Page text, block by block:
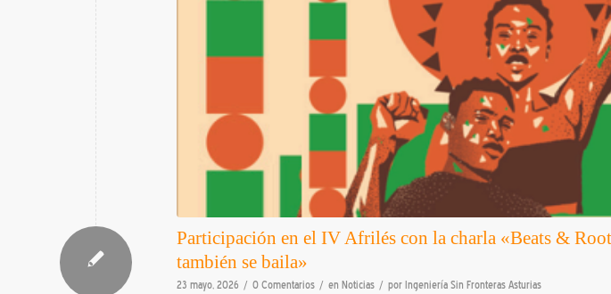
Participación en el IV Afrilés con la charla «Beats &
también se baila»
23 mayo, 2026 / 0 Comentarios / en Noticias / por Ingeniería Sin Fronteras Asturias